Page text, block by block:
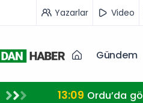
Yazarlar Video
Gündem
13:09 Ordu’da